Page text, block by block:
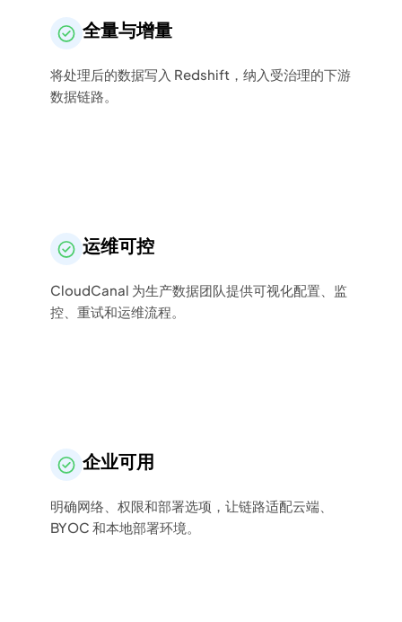
全量与增量
将处理后的数据写入 Redshift，纳入受治理的下游
数据链路。
运维可控
CloudCanal 为生产数据团队提供可视化配置、监
控、重试和运维流程。
企业可用
明确网络、权限和部署选项，让链路适配云端、
BYOC 和本地部署环境。